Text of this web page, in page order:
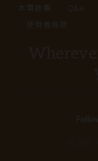
本質故事 Q&A
使用者條款